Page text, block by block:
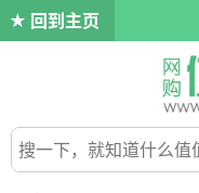
回到主页